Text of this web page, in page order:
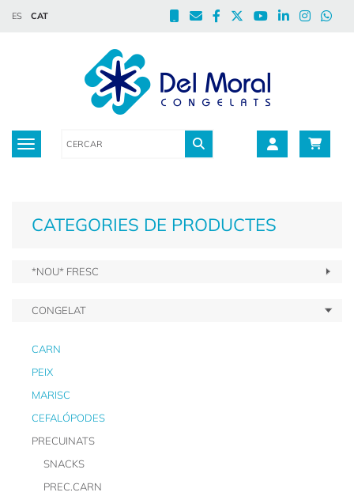
ES CAT
Toggle navigation
CATEGORIES DE PRODUCTES
*NOU* FRESC
CONGELAT
CARN
PEIX
MARISC
CEFALÓPODES
PRECUINATS
SNACKS
PREC.CARN